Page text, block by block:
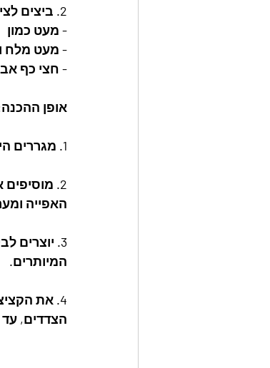
2. ביצים לציפוי הקציצות!!!!
- מעט כמון
- מעט מלח
- חצי כף
אופן
1. מגררים הירקות בפומפייה (או במעבד מזון).
2.
האפייה
3. יוצרים
המיותרים.
4. את
הצדדים,